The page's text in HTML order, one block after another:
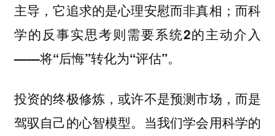
主导，它追求的是心理安慰而非真相；而科
学的反事实思考则需要系统2的主动介入
——将“后悔”转化为“评估”。
投资的终极修炼，或许不是预测市场，而是
驾驭自己的心智模型。 当我们学会用科学的